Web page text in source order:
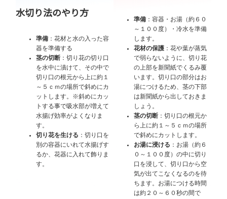
水切り法のやり方
準備 ：花材と水の入った容
器を準備する
茎の切断 ：切り花の切り口
を水中に漬けて、その中で
切り口の根元から上に約１
～５ｃｍの場所で斜めにカ
ットします。※斜めにカッ
トする事で吸水部が増えて
水揚げ効率がよくなりま
す。
切り花を生ける ：切り口を
別の容器にいれて水揚げす
るか、花器に入れて飾りま
す。
準備 ：容器・お湯（約６０
～１００度）・冷水を準備
します。
花材の保護 ：花や葉が蒸気
で弱らないように、切り花
の上部を新聞紙でくるみ覆
います。切り口の部分はお
湯につけるため、茎の下部
は新聞紙から出しておきま
しょう。
茎の切断 ：切り口の根元か
ら上に約１～５ｃｍの場所
で斜めにカットします。
お湯に浸ける ：お湯（約６
０～１００度）の中に切り
口を浸して、切り口から空
気が出てこなくなるのを待
ちます。お湯につける時間
は約２０～６０秒の間で